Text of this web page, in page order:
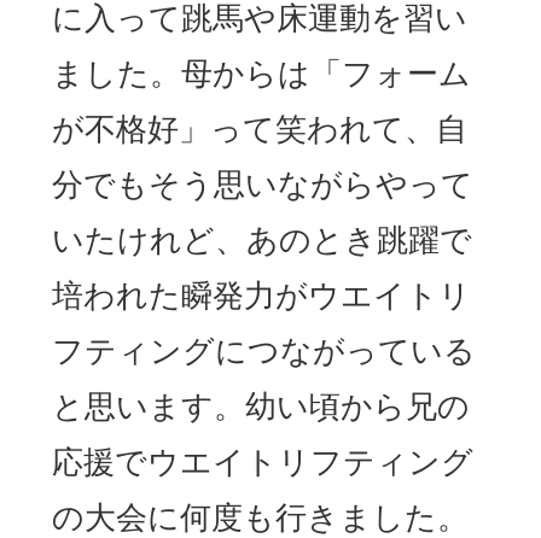
に入って跳馬や床運動を習い
ました。母からは「フォーム
が不格好」って笑われて、自
分でもそう思いながらやって
いたけれど、あのとき跳躍で
培われた瞬発力がウエイトリ
フティングにつながっている
と思います。幼い頃から兄の
応援でウエイトリフティング
の大会に何度も行きました。